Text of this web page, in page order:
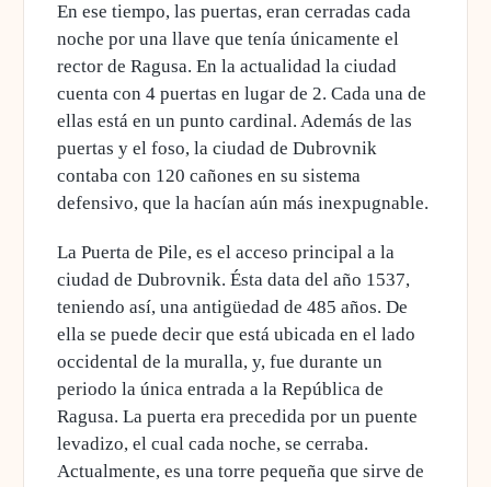
En ese tiempo, las puertas, eran cerradas cada
noche por una llave que tenía únicamente el
rector de Ragusa. En la actualidad la ciudad
cuenta con 4 puertas en lugar de 2. Cada una de
ellas está en un punto cardinal. Además de las
puertas y el foso, la ciudad de Dubrovnik
contaba con 120 cañones en su sistema
defensivo, que la hacían aún más inexpugnable.
La Puerta de Pile, es el acceso principal a la
ciudad de Dubrovnik. Ésta data del año 1537,
teniendo así, una antigüedad de 485 años. De
ella se puede decir que está ubicada en el lado
occidental de la muralla, y,fue durante un
periodo la única entrada a la República de
Ragusa. La puerta era precedida por un puente
levadizo, el cual cada noche, se cerraba.
Actualmente, es una torre pequeña que sirve de